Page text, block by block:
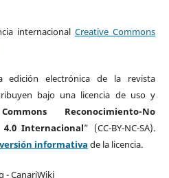
internacional Creative Commons
edición electrónica de la revista
bajo una licencia de uso y
Reconocimiento-No
Internacional” (CC-BY-NC-SA).
versión informativa de la licencia.